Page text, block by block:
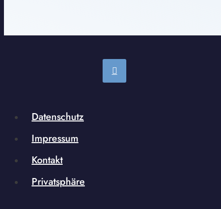
Datenschutz
Impressum
Kontakt
Privatsphäre